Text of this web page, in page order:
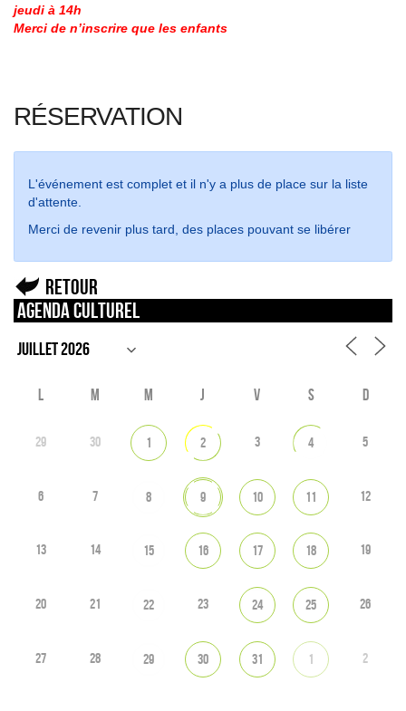
jeudi à 14h
Merci de n’inscrire que les enfants
RÉSERVATION
L'événement est complet et il n'y a plus de place sur la liste
d'attente.
Merci de revenir plus tard, des places pouvant se libérer
Retour
Agenda culturel
L M M J V S D
29 30 1 2 3 4 5
6 7 8 9 10 11 12
13 14 15 16 17 18 19
20 21 22 23 24 25 26
27 28 29 30 31 1 2